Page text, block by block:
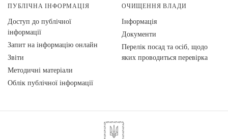
ПУБЛІЧНА ІНФОРМАЦІЯ
Доступ до публічної
інформації
Запит на інформацію онлайн
Звіти
Методичні матеріали
Облік публічної інформації
ОЧИЩЕННЯ ВЛАДИ
Інформація
Документи
Перелік посад та осіб, щодо
яких проводиться перевірка